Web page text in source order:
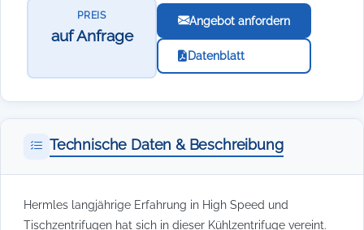
PREIS
auf Anfrage
Angebot anfordern
Datenblatt
Technische Daten & Beschreibung
Hermles langjährige Erfahrung in High Speed und
Tischzentrifugen hat sich in dieser Kühlzentrifuge vereint.